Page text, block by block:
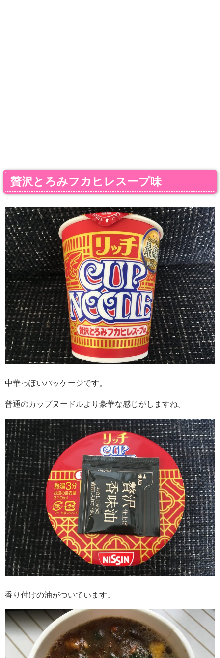
贅沢とろみフカヒレスープ味
中華っぽいパッケージです。
普通のカップヌードルより豪華な感じがしますね。
香り付けの油がついています。